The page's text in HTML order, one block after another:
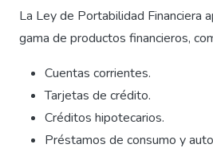
La Ley de Portabilidad Financiera
gama de productos financieros,
Cuentas corrientes.
Tarjetas de crédito.
Créditos hipotecarios.
Préstamos de consumo y